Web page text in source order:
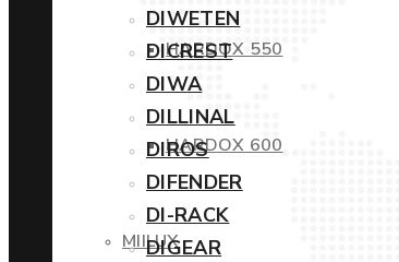
HARDOX 550
HARDOX 600
MIILUX
DIWETEN
DICREST
DIWA
DILLINAL
DIROS
DIFENDER
DI-RACK
DIGEAR